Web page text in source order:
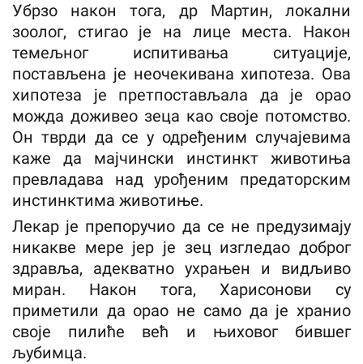
Убрзо након тога, др Мартин, локални
зоолог, стигао је на лице места. Након
темељног испитивања ситуације,
постављена је неочекивана хипотеза. Ова
хипотеза је претпостављала да је орао
можда доживео зеца као своје потомство.
Он тврди да се у одређеним случајевима
каже да мајчински инстинкт животиња
превладава над урођеним предаторским
инстинктима животиње.
Лекар је препоручио да се не предузимају
никакве мере јер је зец изгледао доброг
здравља, адекватно ухрањен и видљиво
миран. Након тога, Харисонови су
приметили да орао не само да је хранио
своје пилиће већ и њиховог бившег
љубимца.